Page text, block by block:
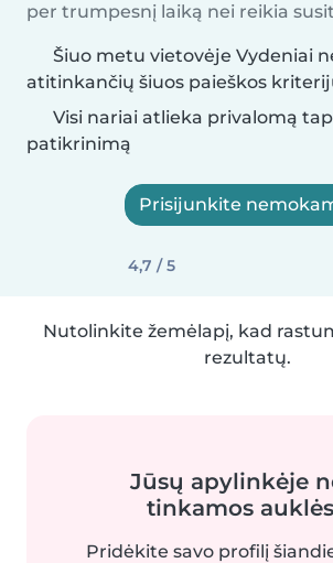
per trumpesnį laiką nei reikia
Šiuo metu vietovėje Vydeniai
atitinkančių šiuos paieškos
Visi nariai atlieka privalomą
patikrinimą
Prisijunkite
4,7 / 5
Nutolinkite žemėlapį, kad
rezultatų.
Jūsų apylinkėje
tinkamos
Pridėkite savo profilį